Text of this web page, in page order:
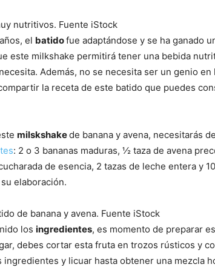
nutritivos. Fuente iStock
el batidofue adaptándose y se ha ganado
este milkshake permitirá tener una bebida
Además, no se necesita ser un genio en
la receta de este batido que puedes
milskshakede banana y avena, necesitarás
: 2 o 3 bananas maduras, ½ taza de avena
de esencia, 2 tazas de leche entera y
elaboración.
de banana y avena. Fuente iStock
los ingredientes, es momento de preparar
debes cortar esta fruta en trozos rústicos y
y licuar hasta obtener una mezcla